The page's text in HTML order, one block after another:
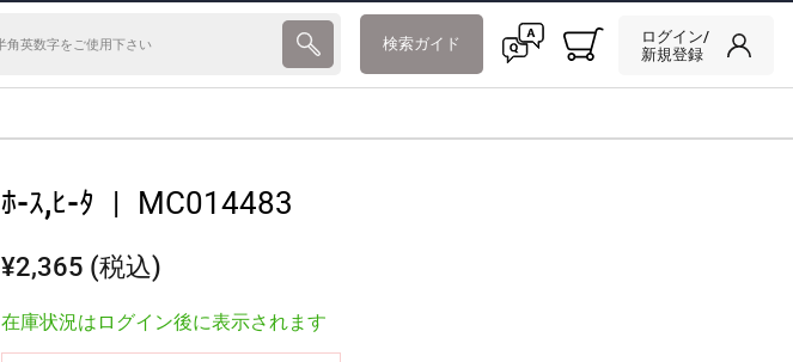
検索ガイド
ログイン/
新規登録
ﾎ-ｽ,ﾋ-ﾀ | MC014483
¥2,365 (税込)
在庫状況はログイン後に表示されます